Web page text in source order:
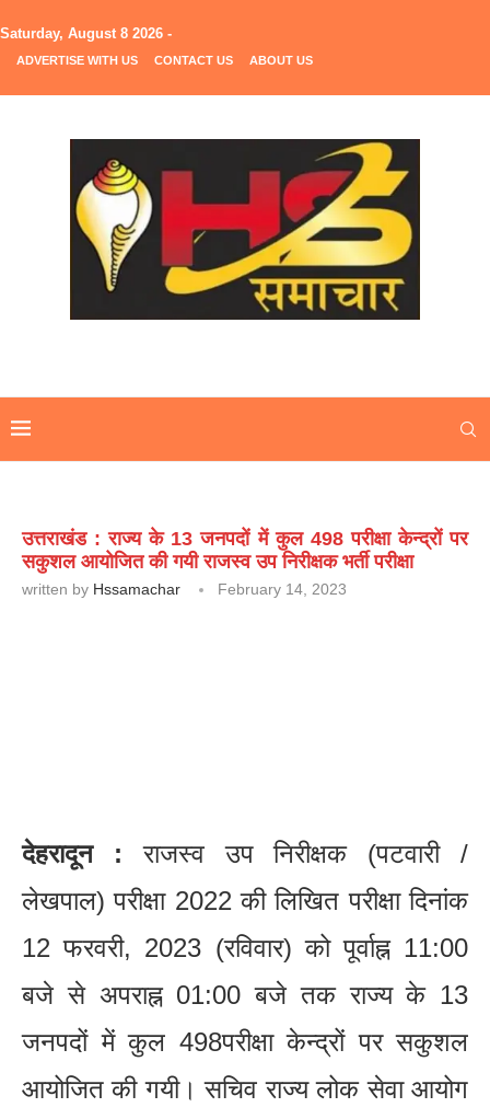
Saturday, August 8 2026 -
ADVERTISE WITH US CONTACT US ABOUT US
उत्तराखंड : राज्य के 13 जनपदों में कुल 498 परीक्षा केन्द्रों पर
सकुशल आयोजित की गयी राजस्व उप निरीक्षक भर्ती परीक्षा
written by Hssamachar February 14, 2023
देहरादून : राजस्व उप निरीक्षक (पटवारी /
लेखपाल) परीक्षा 2022 की लिखित परीक्षा दिनांक
12 फरवरी, 2023 (रविवार) को पूर्वाह्न 11:00
बजे से अपराह्न 01:00 बजे तक राज्य के 13
जनपदों में कुल 498परीक्षा केन्द्रों पर सकुशल
आयोजित की गयी। सचिव राज्य लोक सेवा आयोग